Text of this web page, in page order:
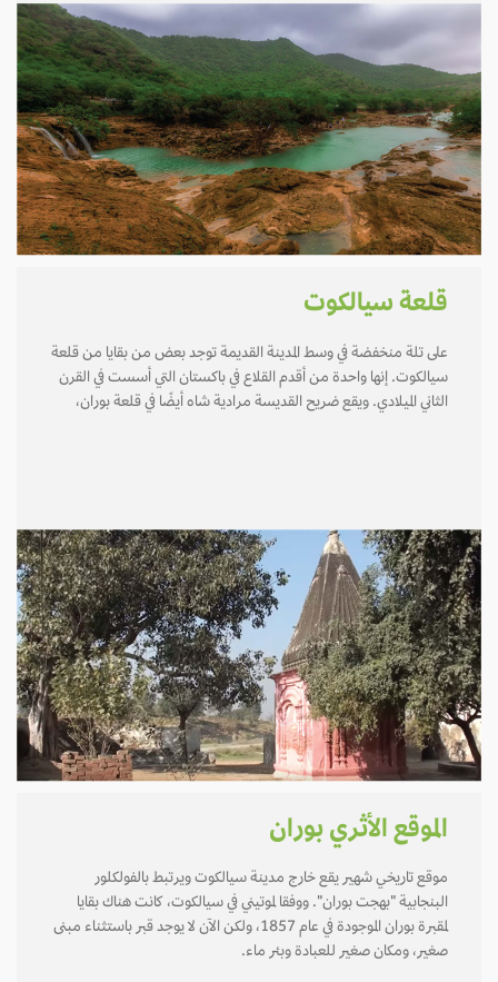
قلعة سيالكوت
على تلة منخفضة في وسط المدينة القديمة توجد بعض من بقايا من قلعة
سيالكوت. إنها واحدة من أقدم القلاع في باكستان التي أسست في القرن
الثاني الميلادي. ويقع ضريح القديسة مرادية شاه أيضًا في قلعة بوران،
الموقع الأثري بوران
موقع تاريخي شهير يقع خارج مدينة سيالكوت ويرتبط بالفولكلور
البنجابية "بهجت بوران". ووفقا لموتيني في سيالكوت، كانت هناك بقايا
لمقبرة بوران الموجودة في عام 1857، ولكن الآن لا يوجد قبر باستثناء مبنى
صغير، ومكان صغير للعبادة وبئر ماء.